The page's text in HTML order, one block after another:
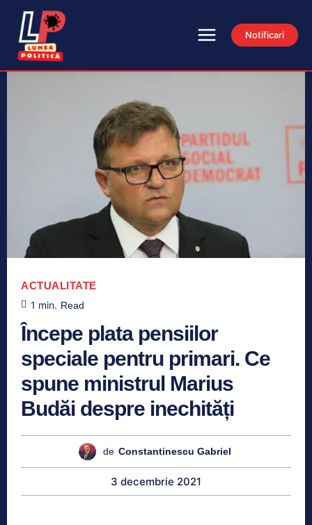
Notificari
ACTUALITATE
1 min. Read
Începe plata pensiilor
speciale pentru primari. Ce
spune ministrul Marius
Budăi despre inechități
de Constantinescu Gabriel
3 decembrie 2021